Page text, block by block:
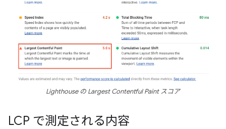
Lighthouse の Largest Contentful Paint スコア
LCP で測定される内容